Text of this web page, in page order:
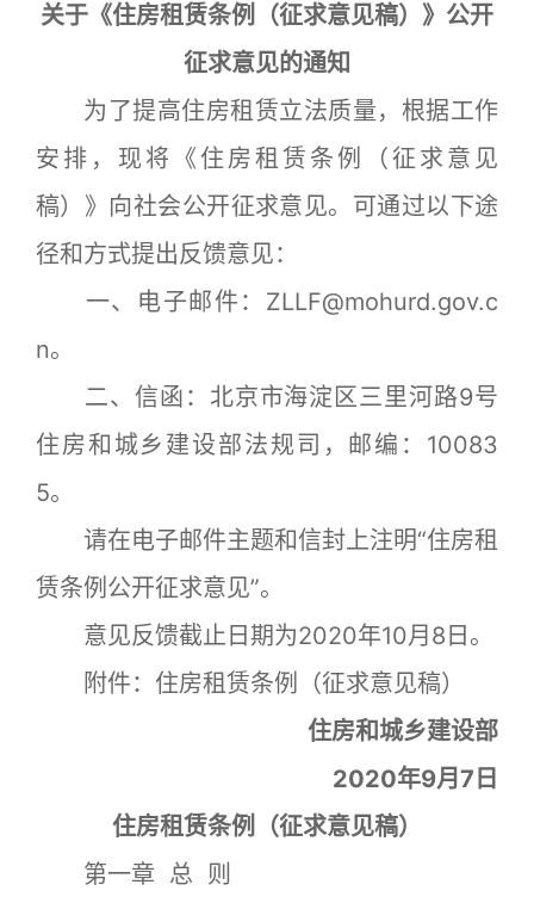
关于《住房租赁条例（征求意见稿）》公开
征求意见的通知
为了提高住房租赁立法质量，根据工作
安排，现将《住房租赁条例（征求意见
稿）》向社会公开征求意见。可通过以下途
径和方式提出反馈意见：
一、电子邮件：ZLLF@mohurd.gov.c
n。
二、信函：北京市海淀区三里河路9号
住房和城乡建设部法规司，邮编：10083
5。
请在电子邮件主题和信封上注明“住房租
赁条例公开征求意见”。
意见反馈截止日期为2020年10月8日。
附件：住房租赁条例（征求意见稿）
住房和城乡建设部
2020年9月7日
住房租赁条例（征求意见稿）
第一章 总 则